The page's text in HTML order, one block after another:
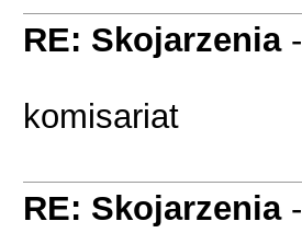
RE: Skojarzenia-
komisariat
RE: Skojarzenia-